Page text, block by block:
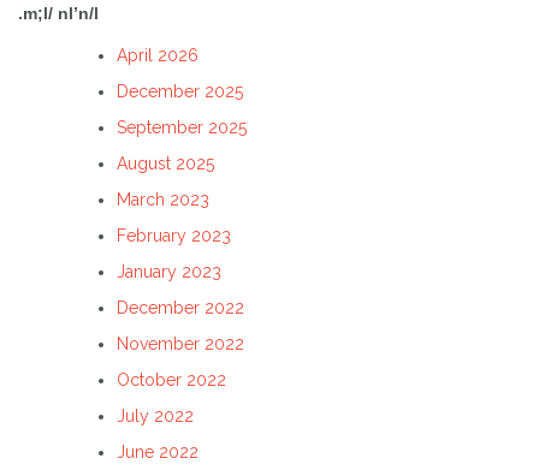
.m;l/ nl’n/l
April 2026
December 2025
September 2025
August 2025
March 2023
February 2023
January 2023
December 2022
November 2022
October 2022
July 2022
June 2022